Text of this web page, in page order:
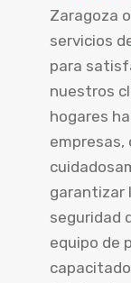
Zaragoza
servicios
para
nuestros
hogares
empresas,
garantizar
seguridad
equipo de